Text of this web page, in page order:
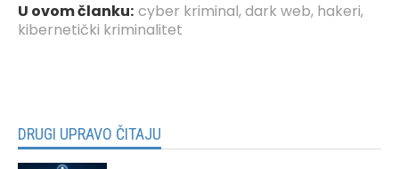
U ovom članku: cyber kriminal,dark web, hakeri,
kibernetički kriminalitet
DRUGI UPRAVO ČITAJU